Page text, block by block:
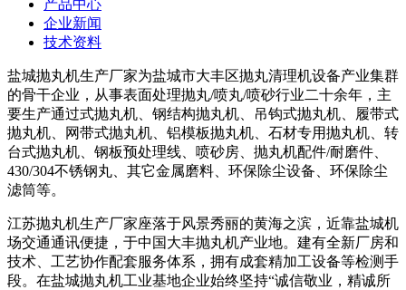
产品中心
企业新闻
技术资料
盐城抛丸机生产厂家为盐城市大丰区抛丸清理机设备产业集群
的骨干企业，从事表面处理抛丸/喷丸/喷砂行业二十余年，主
要生产通过式抛丸机、钢结构抛丸机、吊钩式抛丸机、履带式
抛丸机、网带式抛丸机、铝模板抛丸机、石材专用抛丸机、转
台式抛丸机、钢板预处理线、喷砂房、抛丸机配件/耐磨件、
430/304不锈钢丸、其它金属磨料、环保除尘设备、环保除尘
滤筒等。
江苏抛丸机生产厂家座落于风景秀丽的黄海之滨，近靠盐城机
场交通通讯便捷，于中国大丰抛丸机产业地。建有全新厂房和
技术、工艺协作配套服务体系，拥有成套精加工设备等检测手
段。在盐城抛丸机工业基地企业始终坚持“诚信敬业，精诚所